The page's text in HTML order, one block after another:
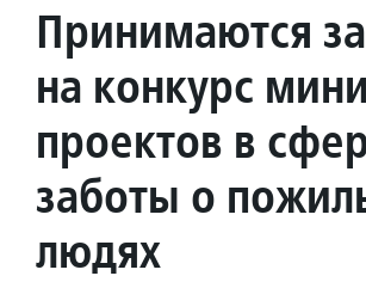
Принимаются
на конкурс
проектов в
заботы о
людях